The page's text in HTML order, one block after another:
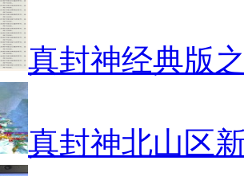
真封神经典版
真封神北山区